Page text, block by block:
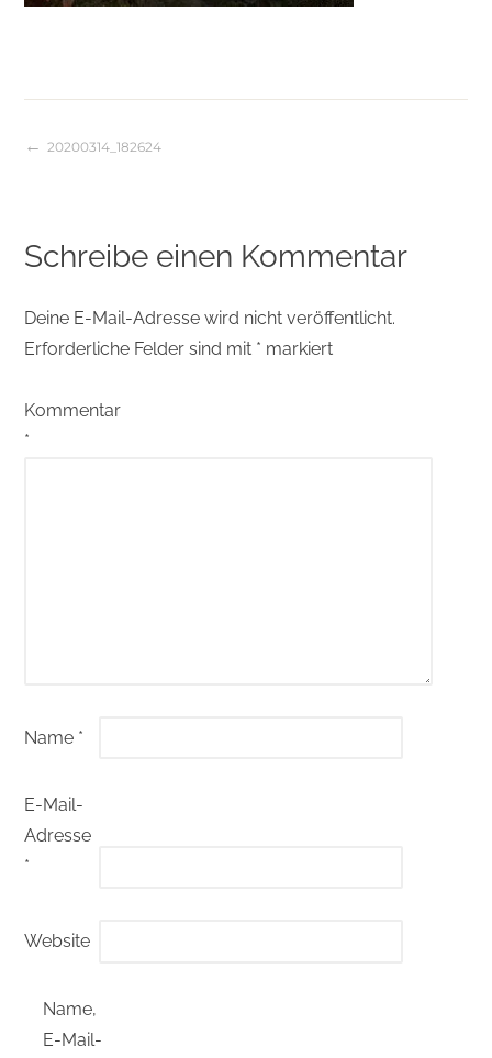
Beitragsnavigation
20200314_182624
Schreibe einen Kommentar
Deine E-Mail-Adresse wird nicht veröffentlicht.
Erforderliche Felder sind mit * markiert
Kommentar
*
Name *
E-Mail-
Adresse
*
Website
Name,
E-Mail-